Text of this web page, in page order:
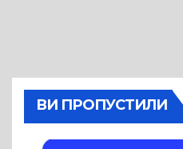
ВИ ПРОПУСТИЛИ